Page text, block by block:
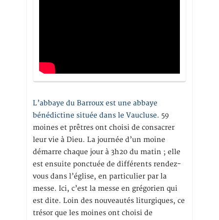
L’abbaye du Barroux est une abbaye
bénédictine située dans le Vaucluse. 59
moines et prêtres ont choisi de consacrer
leur vie à Dieu. La journée d’un moine
démarre chaque jour à 3h20 du matin ; elle
est ensuite ponctuée de différents rendez-
vous dans l’église, en particulier par la
messe. Ici, c’est la messe en grégorien qui
est dite. Loin des nouveautés liturgiques, ce
trésor que les moines ont choisi de